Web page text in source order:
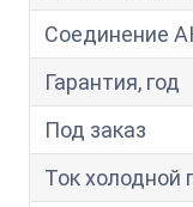
Соединение
Гарантия, год
Под заказ
Ток холодной